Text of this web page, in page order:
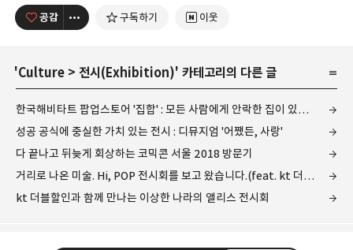
공감 구독하기 이웃
'Culture > 전시(Exhibition)' 카테고리의 다른 글
한국해비타트 팝업스토어 '집합' : 모든 사람에게 안락한 집이 있는 세상을 꿈꾸며
성공 공식에 충실한 가치 있는 전시 : 디뮤지엄 '어쨌든, 사랑'
다 끝나고 뒤늦게 회상하는 코믹콘 서울 2018 방문기
거리로 나온 미술. Hi, POP 전시회를 보고 왔습니다.(feat. kt 더블할인 멤버십)
kt 더블할인과 함께 만나는 이상한 나라의 앨리스 전시회